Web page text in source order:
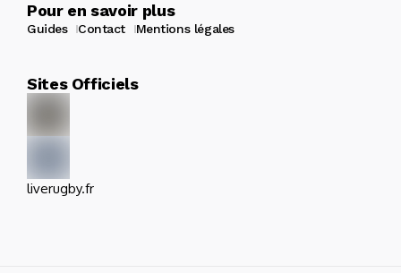
Pour en savoir plus
Guides Contact Mentions légales
Sites Officiels
liverugby.fr